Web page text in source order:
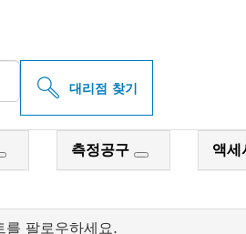
대리점 찾기
측정공구 액
를 팔로우하세요.